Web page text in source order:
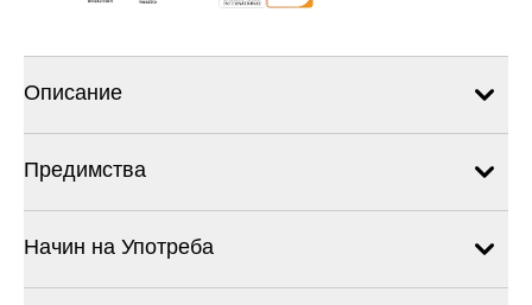
Описание
Предимства
Начин на Употреба